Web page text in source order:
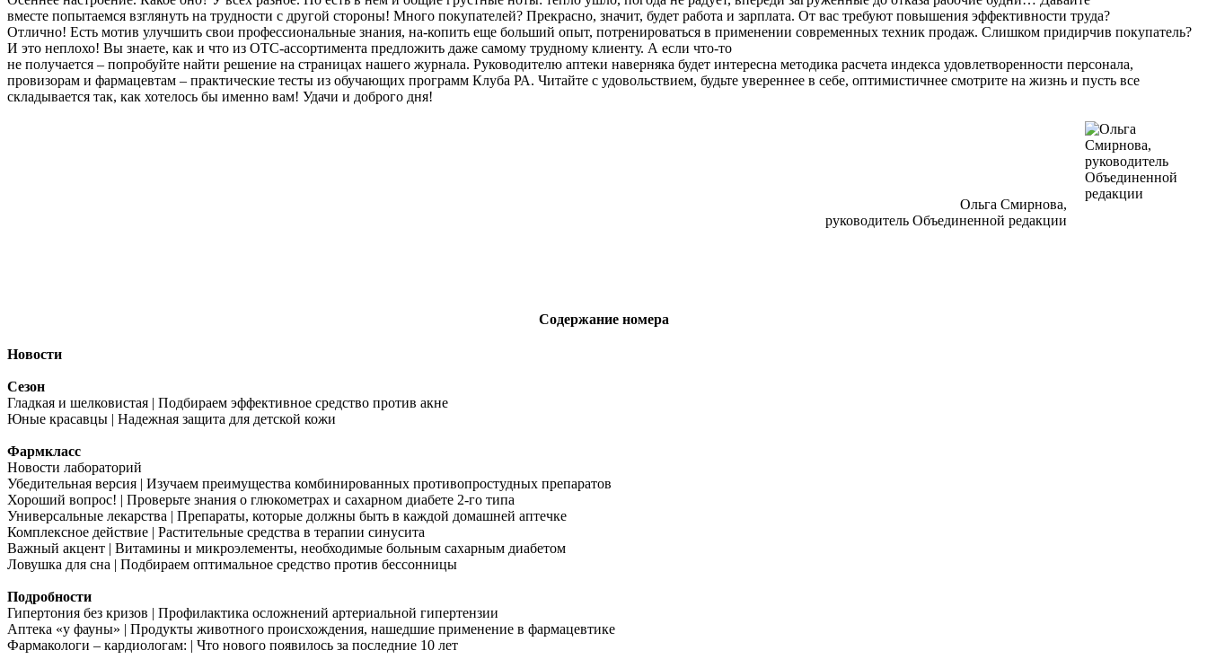
вместе попытаемся взглянуть на трудности с другой стороны! Много покупателей? Прекрасно, значит, будет работа и зарплата. От вас требуют повышения эффективности труда?
Отлично! Есть мотив улучшить свои профессиональные знания, на-копить еще больший опыт, потренироваться в применении современных техник продаж. Слишком придирчив покупатель?
И это неплохо! Вы знаете, как и что из ОТС-ассортимента предложить даже самому трудному клиенту. А если что-то
не получается – попробуйте найти решение на страницах нашего журнала. Руководителю аптеки наверняка будет интересна методика расчета индекса удовлетворенности персонала,
провизорам и фармацевтам – практические тесты из обучающих программ Клуба РА. Читайте с удовольствием, будьте увереннее в себе, оптимистичнее смотрите на жизнь и пусть все
складывается так, как хотелось бы именно вам! Удачи и доброго дня!
Ольга Смирнова,
руководитель Объединенной редакции
Содержание номера
Новости
Сезон
Гладкая и шелковистая | Подбираем эффективное средство против акне
Юные красавцы | Надежная защита для детской кожи
Фармкласс
Новости лабораторий
Убедительная версия | Изучаем преимущества комбинированных противопростудных препаратов
Хороший вопрос! | Проверьте знания о глюкометрах и сахарном диабете 2-го типа
Универсальные лекарства | Препараты, которые должны быть в каждой домашней аптечке
Комплексное действие | Растительные средства в терапии синусита
Важный акцент | Витамины и микроэлементы, необходимые больным сахарным диабетом
Ловушка для сна | Подбираем оптимальное средство против бессонницы
Подробности
Гипертония без кризов | Профилактика осложнений артериальной гипертензии
Аптека «у фауны» | Продукты животного происхождения, нашедшие применение в фармацевтике
Фармакологи – кардиологам: | Что нового появилось за последние 10 лет